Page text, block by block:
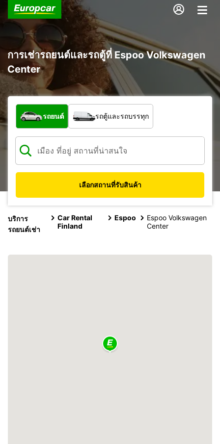
การเช่ารถยนต์และรถตู้ที่ Espoo Volkswagen
Center
รถประเภทใด
รถยนต์ รถตู้และรถบรรทุก
เลือกสถานที่รับสินค้า
บริการ
รถยนต์เช่า
Car Rental
Finland
Espoo
Espoo Volkswagen
Center